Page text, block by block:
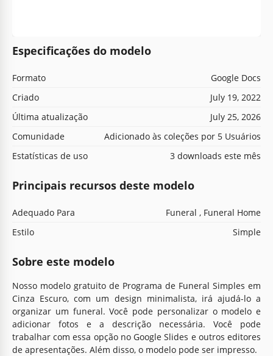
Especificações do modelo
Formato
Google Docs
Criado
July 19, 2022
Última atualização
July 25, 2026
Comunidade
Adicionado às coleções por 5 Usuários
Estatísticas de uso
3 downloads este mês
Principais recursos deste modelo
Adequado Para
Funeral , Funeral Home
Estilo
Simple
Sobre este modelo
Nosso modelo gratuito de Programa de Funeral Simples em
Cinza Escuro, com um design minimalista, irá ajudá-lo a
organizar um funeral. Você pode personalizar o modelo e
adicionar fotos e a descrição necessária. Você pode
trabalhar com essa opção no Google Slides e outros editores
de apresentações. Além disso, o modelo pode ser impresso.